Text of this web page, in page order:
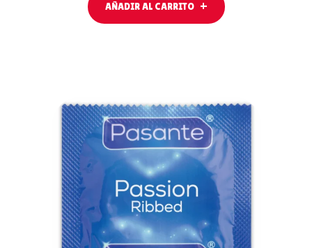
AÑADIR AL CARRITO
AÑADIR AL
CARRITO